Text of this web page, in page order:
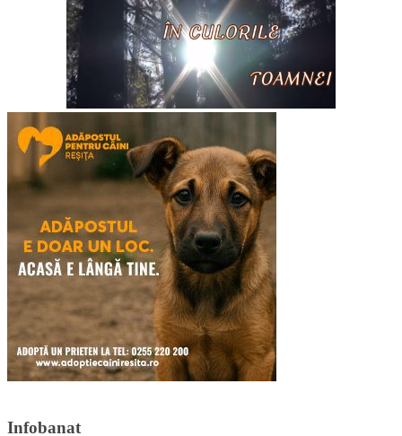
Infobanat